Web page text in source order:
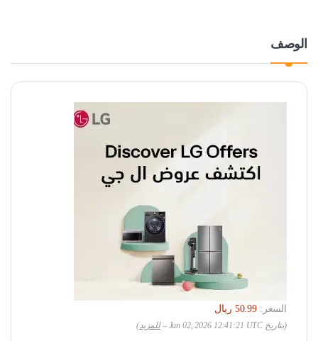
الوصف
السعر:
‏50.99 ريال
(بتاريخ Jun 02, 2026 12:41:21 UTC – للمزيد)